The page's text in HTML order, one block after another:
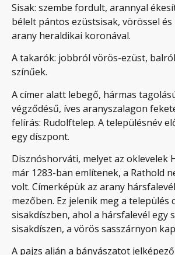
Sisak: szembe fordult, arannyal
bélelt pántos ezüstsisak, vörössel
arany heraldikai koronával.
A takarók: jobbról vörös-ezüst,
színűek.
A címer alatt lebegő, hármas
végződésű, íves aranyszalagon
felírás: Rudolftelep. A településnév
egy díszpont.
Disznóshorváti, melyet az oklevelek
már 1283-ban említenek, a Rathold
volt. Címerképük az arany
mezőben. Ez jelenik meg a település
sisakdíszben, ahol a hársfalevél egy
sisakdíszen, a vörös sasszárnyon
A pajzs alján a bányászatot